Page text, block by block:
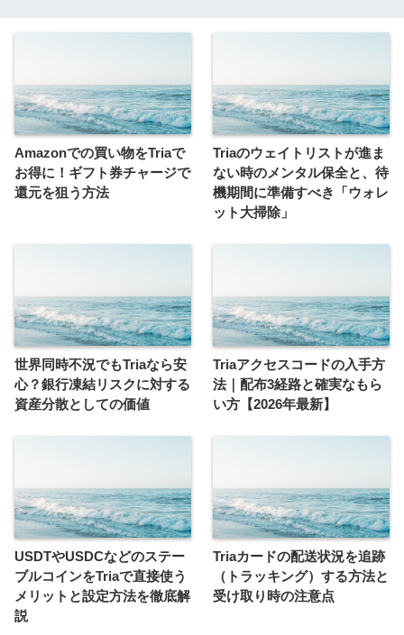
Amazonでの買い物をTriaで
お得に！ギフト券チャージで
還元を狙う方法
Triaのウェイトリストが進ま
ない時のメンタル保全と、待
機期間に準備すべき「ウォレ
ット大掃除」
世界同時不況でもTriaなら安
心？銀行凍結リスクに対する
資産分散としての価値
Triaアクセスコードの入手方
法｜配布3経路と確実なもら
い方【2026年最新】
USDTやUSDCなどのステー
ブルコインをTriaで直接使う
メリットと設定方法を徹底解
説
Triaカードの配送状況を追跡
（トラッキング）する方法と
受け取り時の注意点